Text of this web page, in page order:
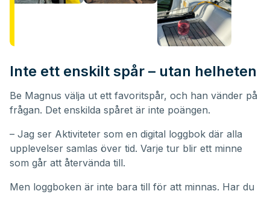
Inte ett enskilt spår – utan helheten
Be Magnus välja ut ett favoritspår, och han vänder på
frågan. Det enskilda spåret är inte poängen.
– Jag ser Aktiviteter som en digital loggbok där alla
upplevelser samlas över tid. Varje tur blir ett minne
som går att återvända till.
Men loggboken är inte bara till för att minnas. Har du